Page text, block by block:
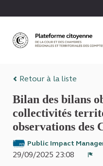
Retour à la liste
Bilan des bilans
collectivités
observations des
Public Impact
29/09/2025 23:08